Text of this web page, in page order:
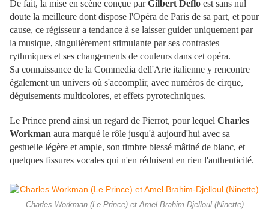
De fait, la mise en scène conçue parGilbert Deflo est sans nul
doute la meilleure dont dispose l'Opéra de Paris de sa part, et pour
cause, ce régisseur a tendance à se laisser guider uniquement par
la musique, singulièrement stimulante par ses contrastes
rythmiques et ses changements de couleurs dans cet opéra.
Sa connaissance de la Commedia dell'Arte italienne y rencontre
également un univers où s'accomplir, avec numéros de cirque,
déguisements multicolores, et effets pyrotechniques.
Le Prince prend ainsi un regard de Pierrot, pour lequel Charles
Workman aura marqué le rôle jusqu'à aujourd'hui avec sa
gestuelle légère et ample, son timbre blessé mâtiné de blanc, et
quelques fissures vocales qui n'en réduisent en rien l'authenticité.
Charles Workman (Le Prince) et Amel Brahim-Djelloul (Ninette)